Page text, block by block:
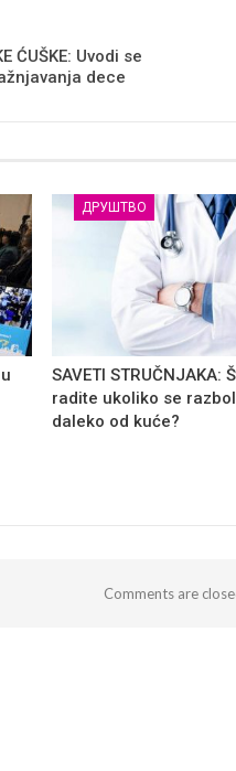
ĆUŠKE: Uvodi se
dece
ДРУШТВО
SAVETI STRUČNJAKA:
radite ukoliko se
daleko od kuće?
Comments are